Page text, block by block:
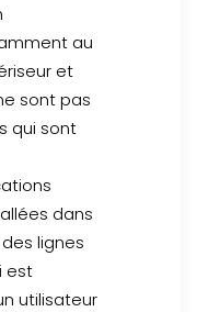
au
et
sont pas
qui sont
dans
lignes
est
utilisateur